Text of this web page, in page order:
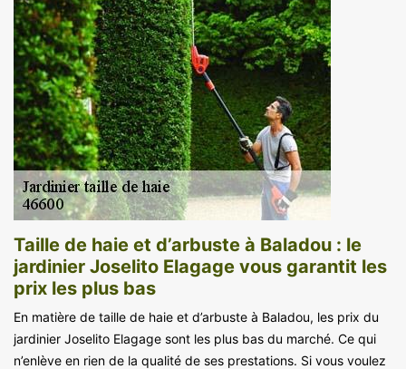
Taille de haie et d’arbuste à Baladou : le
jardinier Joselito Elagage vous garantit les
prix les plus bas
En matière de taille de haie et d’arbuste à Baladou, les prix du
jardinier Joselito Elagage sont les plus bas du marché. Ce qui
n’enlève en rien de la qualité de ses prestations. Si vous voulez